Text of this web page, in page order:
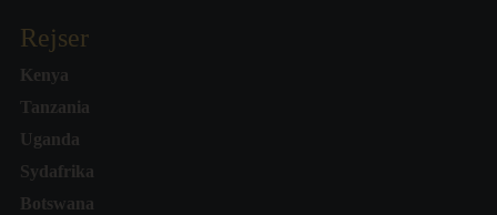
Rejser
Kenya
Tanzania
Uganda
Sydafrika
Botswana